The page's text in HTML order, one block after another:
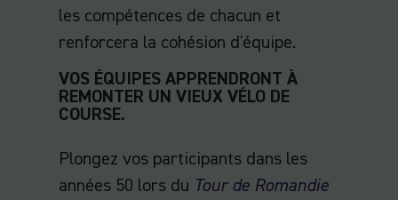
les compétences de chacun et
renforcera la cohésion d'équipe.
VOS ÉQUIPES APPRENDRONT À
REMONTER UN VIEUX VÉLO DE
COURSE.
Plongez vos participants dans les
années 50 lors du Tour de Romandie